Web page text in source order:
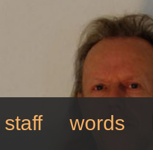
staff words